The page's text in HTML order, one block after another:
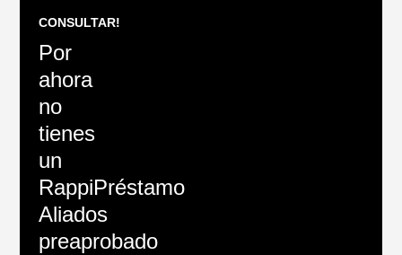
CONSULTAR!
Por
ahora
no
tienes
un
RappiPréstamo
Aliados
preaprobado